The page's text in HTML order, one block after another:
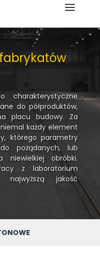
charakterystyczne
do półproduktów,
placu budowy. Za
każdy element
którego parametry
pożądanych, lub
niewielkiej obróbki.
z laboratorium
najwyższą jakość